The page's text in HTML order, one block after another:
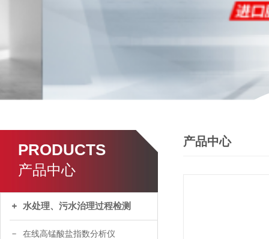
PRODUCTS
产品中心
水处理、污水治理过程检测
在线高锰酸盐指数分析仪
产品中心